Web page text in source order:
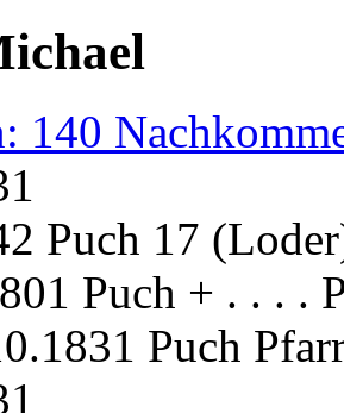
140
Puch 17
Puch + . . . .
Puch